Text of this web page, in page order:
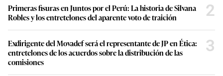
Primeras fisuras en Juntos por el Perú: La historia de Silvana
Robles y los entretelones del aparente voto de traición
2
Exdirigente del Movadef será el representante de JP en Ética:
entretelones de los acuerdos sobre la distribución de las
comisiones
3